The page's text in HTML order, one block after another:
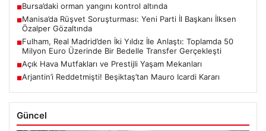
■Bursa’daki orman yangını kontrol altında
■Manisa’da Rüşvet Soruşturması: Yeni Parti İl Başkanı İlksen
Özalper Gözaltında
■Fulham, Real Madrid’den İki Yıldız İle Anlaştı: Toplamda 50
Milyon Euro Üzerinde Bir Bedelle Transfer Gerçekleşti
■Açık Hava Mutfakları ve Prestijli Yaşam Mekanları
■Arjantin’i Reddetmişti! Beşiktaş’tan Mauro Icardi Kararı
Güncel